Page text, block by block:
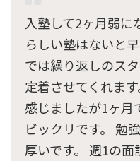
入塾して2ヶ月弱に
らしい塾はないと
では繰り返しのス
定着させてくれま
感じましたが1ヶ月
ビックリです。 勉
厚いです。 週1の